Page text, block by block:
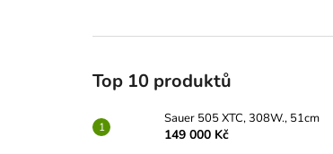
Top 10 produktů
Sauer 505 XTC, 308W., 51cm
149 000 Kč